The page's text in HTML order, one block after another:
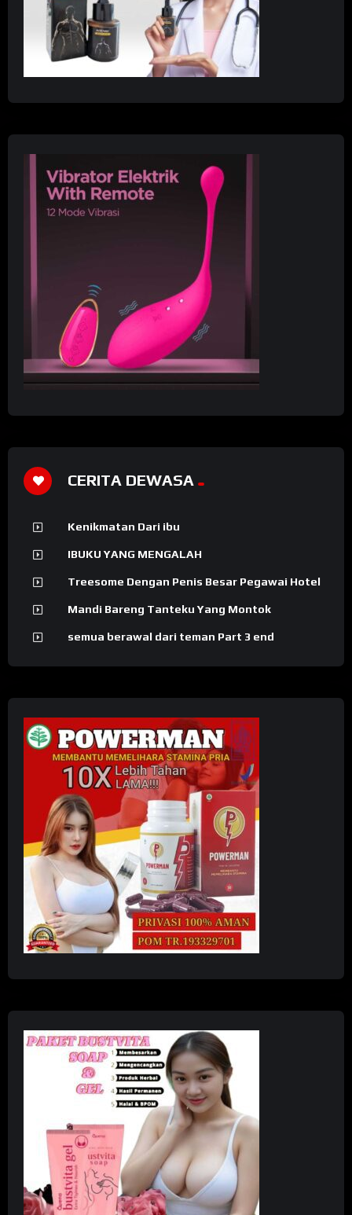
CERITA DEWASA
Kenikmatan Dari ibu
IBUKU YANG MENGALAH
Treesome Dengan Penis Besar Pegawai Hotel
Mandi Bareng Tanteku Yang Montok
semua berawal dari teman Part 3 end